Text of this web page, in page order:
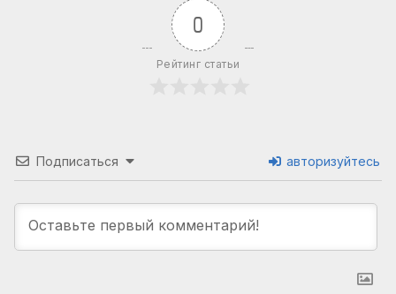
0
Рейтинг статьи
Подписаться авторизуйтесь